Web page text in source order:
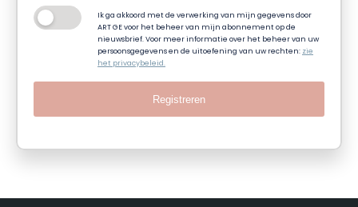
Ik ga akkoord met de verwerking van mijn gegevens door
ART GE voor het beheer van mijn abonnement op de
nieuwsbrief. Voor meer informatie over het beheer van uw
persoonsgegevens en de uitoefening van uw rechten:zie
het privacybeleid.
Registreren